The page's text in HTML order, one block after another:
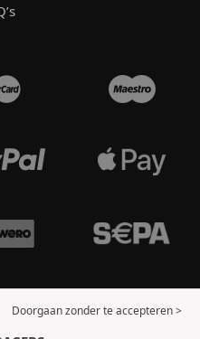
Doorgaan zonder te accepteren >